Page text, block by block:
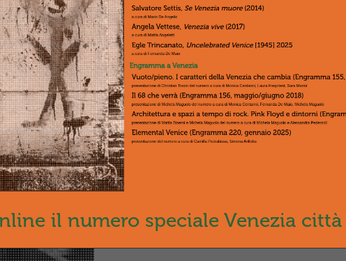
Indomita PsycheLa nostra anima
Miley Cyrus (2010)
Stefania Rimini
Engramma n.82 prima edizione
il numero speciale Venezia